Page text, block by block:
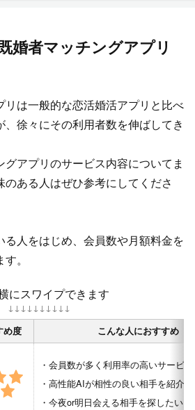
婚者マッチングアプリ
リは一般的な恋活婚活アプリと比べ
徐々にその利用者数を伸ばしてき
アプリのサービス内容についてま
のある人はぜひ参考にしてくださ
る人をはじめ、会員数や月額料金を
。
にスワイプできます
↓↓↓↓↓↓↓↓↓↓
め度 こんな人におすすめ
会員数が多く利用率の高いサービ
高性能AIが相性の良い相手を紹介
今夜or明日会える相手を探したい